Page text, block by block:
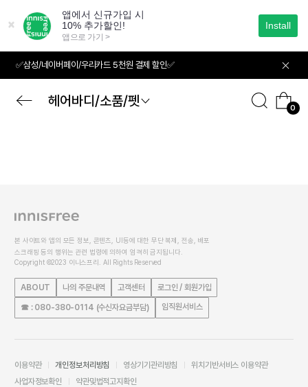
가
✅삼성/네이버페이/우리카드 5천원 결제 할인✅
헤어바디/소품/펫 0
본 사이트와 앱의 모든 정보, 콘텐츠, UI등에 대한 무단 복제, 전송, 배포
스크래핑 등의 행위는 관련 법령에 의하여 엄격히 금지됩니다.
Copyright ©2023 이니스프리. All Rights Reserved
ABOUT 나의 주문내역 고객센터 로그인 / 회원가입
☎ : 080-380-0114 (수신자요금부담) 임직원서비스
이용약관 개인정보처리방침 영상기기관리방침
위치기반서비스 이용약관
사업자정보확인
약관및법적고지확인